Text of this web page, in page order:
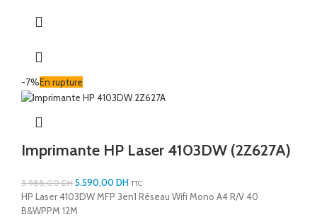
-7%En rupture
Imprimante HP Laser 4103DW (2Z627A)
5.988,00DH 5.590,00DH TTC
HP Laser 4103DW MFP 3en1 Réseau Wifi Mono A4 R/V 40
B&WPPM 12M